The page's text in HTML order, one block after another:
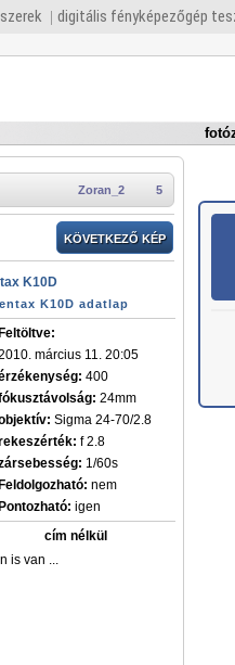
digitális fényképezőgép
5
Zoran_2
KÖVETKEZŐ KÉP
K10D
K10D adatlap
Feltöltve:
március 11. 20:05
400
24mm
Sigma 24-70/2.8
f 2.8
1/60s
Feldolgozható: nem
Pontozható: igen
cím nélkül
is van ...